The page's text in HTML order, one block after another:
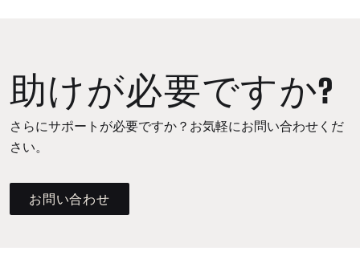
助けが必要ですか?
さらにサポートが必要ですか？お気軽にお問い合わせくだ
さい。
お問い合わせ